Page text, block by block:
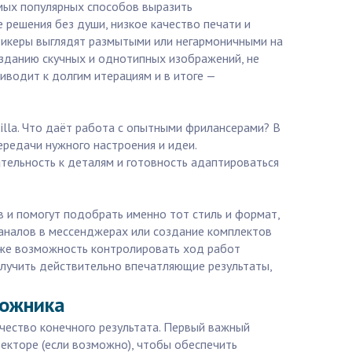
популярных способов выразить
без души, низкое качество печати и
выглядят размытыми или негармоничными на
скучных и однотипных изображений, не
к долгим итерациям и в итоге —
Что даёт работа с опытными фрилансерами? В
нужного настроения и идеи.
к деталям и готовность адаптироваться
помогут подобрать именно тот стиль и формат,
в мессенджерах или создание комплектов
возможность контролировать ход работ
действительно впечатляющие результаты,
конечного результата. Первый важный
(если возможно), чтобы обеспечить